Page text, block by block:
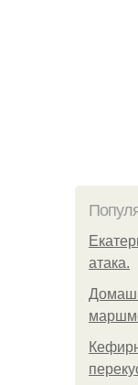
атака.